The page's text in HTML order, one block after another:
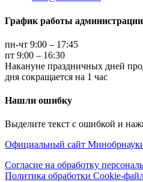
График работы администрации
пн-чт 9:00 – 17:45
пт 9:00 – 16:30
Накануне праздничных дней
дня сокращается на 1 час
Нашли ошибку
Выделите текст с ошибкой и
Официальный сайт
Согласие на обработку
Политика обработки Cookie-